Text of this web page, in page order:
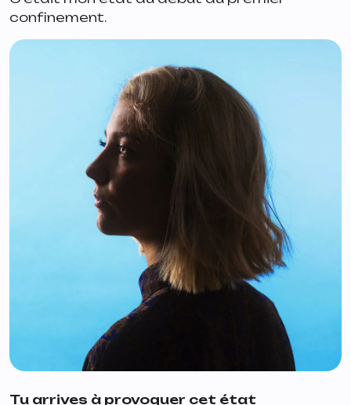
confinement.
Tu arrives à provoquer cet état